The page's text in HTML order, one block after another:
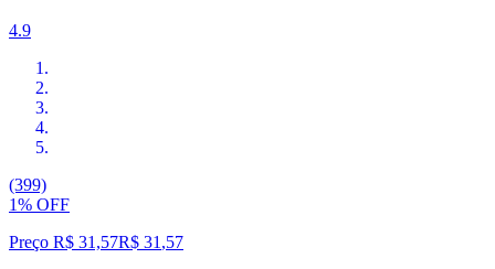
4.9
(399)
1% OFF
Preço R$ 31,57R$ 31 ,57